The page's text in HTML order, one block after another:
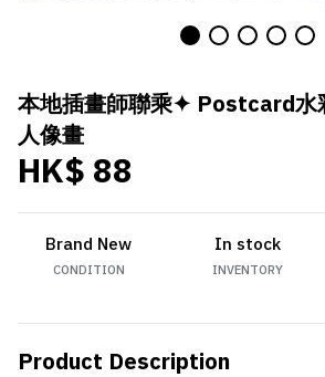
本地插畫師聯乘✦ Postcard水
人像畫
HK$ 88
Brand New
CONDITION
In stock
INVENTORY
Product Description